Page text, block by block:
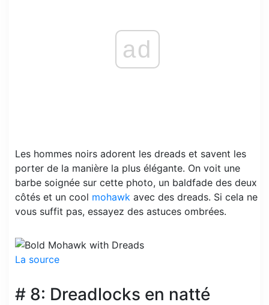
ad
Les hommes noirs adorent les dreads et savent les
porter de la manière la plus élégante. On voit une
barbe soignée sur cette photo, un baldfade des deux
côtés et un cool mohawk avec des dreads. Si cela ne
vous suffit pas, essayez des astuces ombrées.
La source
# 8: Dreadlocks en natté